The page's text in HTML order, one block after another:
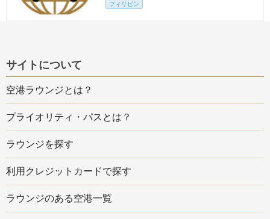
フィリピン
サイトについて
空港ラウンジとは？
プライオリティ・パスとは？
ラウンジを探す
利用クレジットカードで探す
ラウンジのある空港一覧